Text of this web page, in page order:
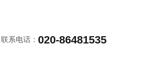
联系电话：020-86481535